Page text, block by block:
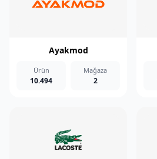
Ayakmod
Ürün
10.494
Mağaza
2